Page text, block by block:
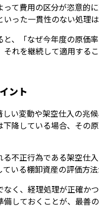
て費用の区分が恣意的
った一貫性のない処理
、「なぜ今年度の原価
れを継続して適用する
ント
い変動や架空仕入の兆
降している場合、その
不正行為である架空仕
いる棚卸資産の評価方
く、経理処理が正確か
しておくことが、最善